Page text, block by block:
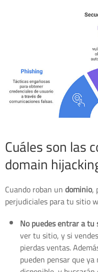
Cuáles son las
domain
Cuando roban undominio,
perjudiciales para tu sitio
No puedes entrar a tu
ver tu sitio, y si
pierdas ventas.
pueden pensar que